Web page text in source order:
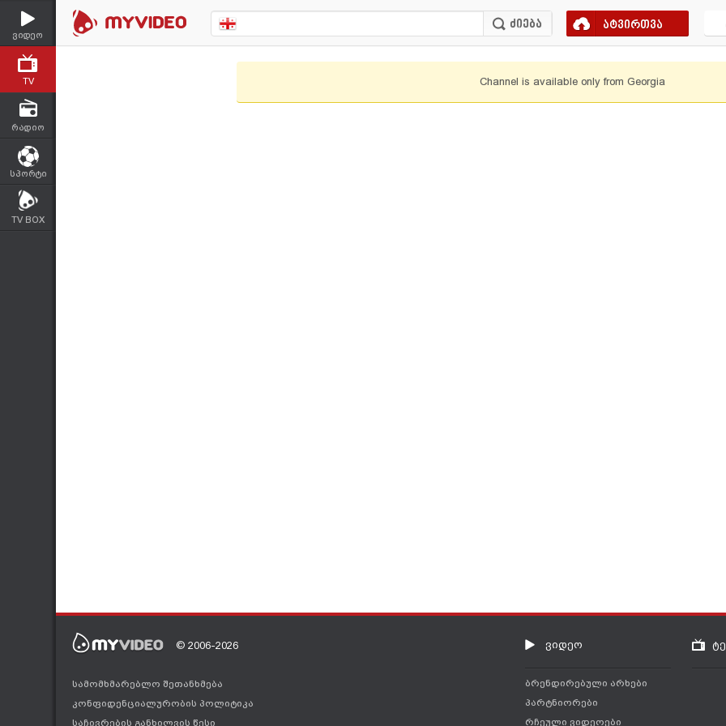
ვიდეო
TV
რადიო
სპორტი
TV BOX
ატვირთვა
Channel is available only from Georgia
© 2006-2026
სამომხმარებლო შეთანხმება
კონფიდენციალურობის პოლიტიკა
საჩივრების განხილვის წესი
ვიდეო
ბრენდირებული არხები
პარტნიორები
რჩეული ვიდეოები